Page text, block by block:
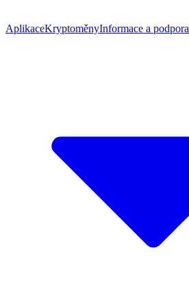
AplikaceKryptoměnyInformace a podpora